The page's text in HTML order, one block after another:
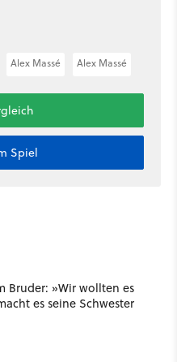
Alex Massé Alex Massé
Spiel
Bruder: »Wir wollten es
es seine Schwester